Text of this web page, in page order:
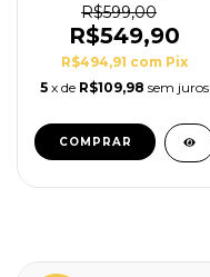
R$599,00
R$549,90
R$494,91 com Pix
5 x de R$109,98 sem juros